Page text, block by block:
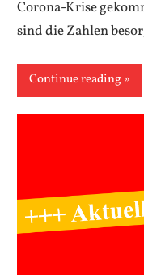
Corona-Krise
sind die Zahlen
Continue reading